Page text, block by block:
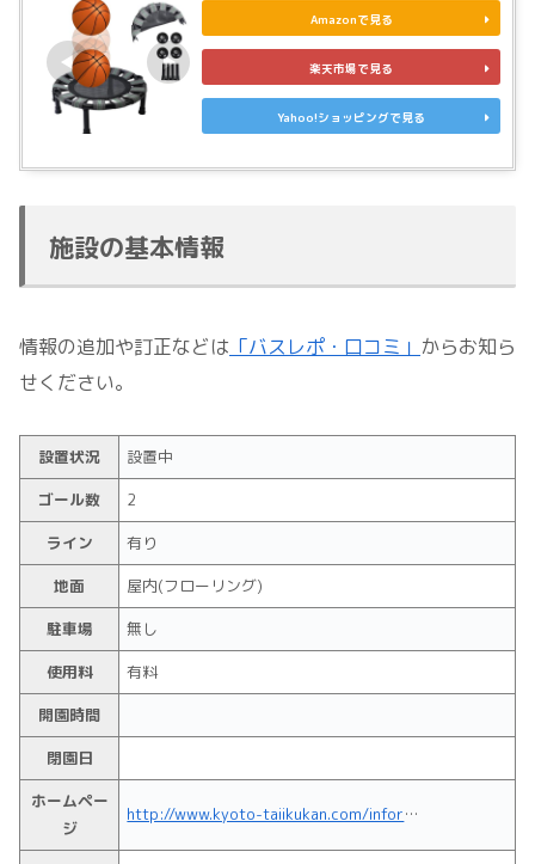
Amazonで見る
楽天市場で見る
Yahoo!ショッピングで見る
施設の基本情報
情報の追加や訂正などは 「バスレポ・口コミ」 からお知ら
せください。
設置状況
設置中
ゴール数
2
ライン
有り
地面
屋内(フローリング)
駐車場
無し
使用料
有料
開園時間
閉園日
ホームペー
ジ
http://www.kyoto-taiikukan.com/information/shimogyo/index.html